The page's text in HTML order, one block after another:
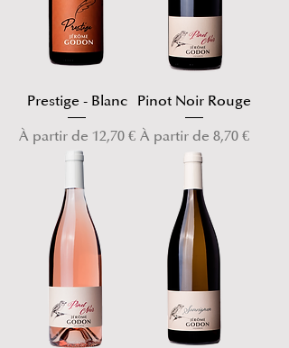
Prestige - Blanc
À partir de 12,70 €
Prix promotionnel
Pinot Noir Rouge
À partir de 8,70 €
Prix promotionnel